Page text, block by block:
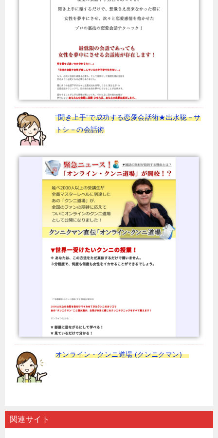
“聞き上手”で成功する恋愛会話術★出水聡－サ
トシ－の会話術
オンライン・クンニ道場 (クンニクマン)
関連サイト